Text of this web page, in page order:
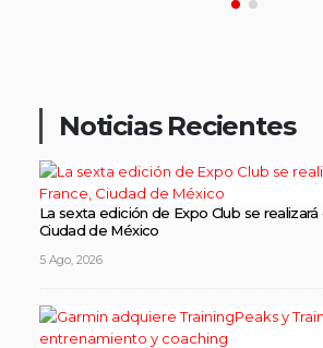
Noticias Recientes
La sexta edición de Expo Club se realizará
Ciudad de México
5 Ago, 2026